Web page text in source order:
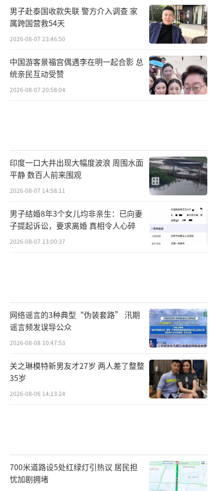
男子赴泰国收款失联 警方介入调查 家
属跨国营救54天
2026-08-07 23:46:50
中国游客景福宫偶遇李在明一起合影 总
统亲民互动受赞
2026-08-07 20:58:04
印度一口大井出现大幅度波浪 周围水面
平静 数百人前来围观
2026-08-07 14:58:11
男子结婚8年3个女儿均非亲生：已向妻
子提起诉讼，要求离婚 真相令人心碎
2026-08-07 13:00:37
网络谣言的3种典型“伪装套路” 汛期
谣言频发误导公众
2026-08-08 10:47:53
关之琳模特新男友才27岁 两人差了整整
35岁
2026-08-06 14:13:24
700米道路设5处红绿灯引热议 居民担
忧加剧拥堵